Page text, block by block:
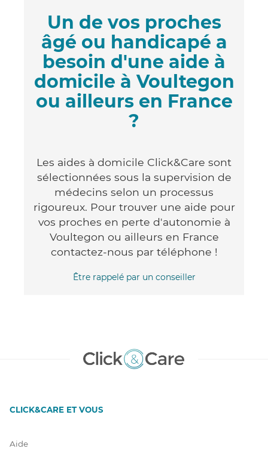
Un de vos proches
âgé ou handicapé a
besoin d'une aide à
domicile à Voultegon
ou ailleurs en France
?
Les aides à domicile Click&Care sont
sélectionnées sous la supervision de
médecins selon un processus
rigoureux. Pour trouver une aide pour
vos proches en perte d'autonomie à
Voultegon ou ailleurs en France
contactez-nous par téléphone !
Être rappelé par un conseiller
CLICK&CARE ET VOUS
Aide